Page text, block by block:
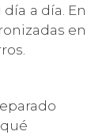
a día. En
en